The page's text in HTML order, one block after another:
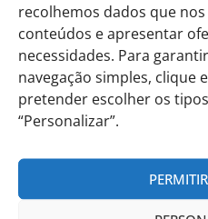
recolhemos dados que
conteúdos e apresentar
necessidades. Para
navegação simples, clique
pretender escolher os
“Personalizar”.
A equipa organizadora